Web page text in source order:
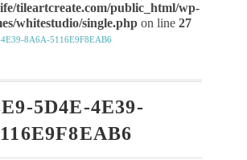
tileartcreate.com/public_html/wp-
whitestudio/single.php on line 27
8A6A-5116E9F8EAB6
5D4E-4E39-